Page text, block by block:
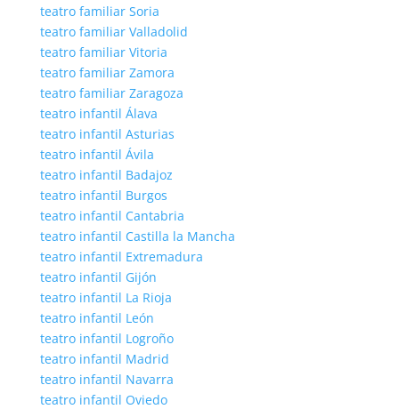
teatro familiar Soria
teatro familiar Valladolid
teatro familiar Vitoria
teatro familiar Zamora
teatro familiar Zaragoza
teatro infantil Álava
teatro infantil Asturias
teatro infantil Ávila
teatro infantil Badajoz
teatro infantil Burgos
teatro infantil Cantabria
teatro infantil Castilla la Mancha
teatro infantil Extremadura
teatro infantil Gijón
teatro infantil La Rioja
teatro infantil León
teatro infantil Logroño
teatro infantil Madrid
teatro infantil Navarra
teatro infantil Oviedo